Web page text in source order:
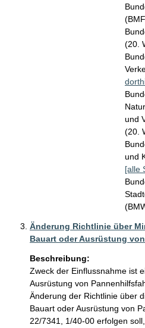
(20.
und
(20.
und
[alle
Änderung Richtlinie über
Bauart oder Ausrüstung
Beschreibung:
Zweck der Einflussnahme ist
Ausrüstung von
Änderung der Richtlinie über
Bauart oder Ausrüstung von
22/7341, 1/40-00 erfolgen